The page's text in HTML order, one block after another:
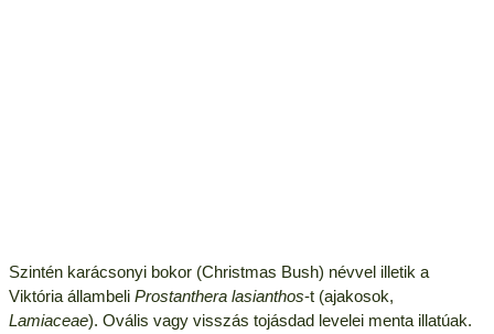
Szintén karácsonyi bokor (Christmas Bush) névvel illetik a
Viktória állambeli Prostanthera lasianthos-t (ajakosok,
Lamiaceae). Ovális vagy visszás tojásdad levelei menta illatúak.